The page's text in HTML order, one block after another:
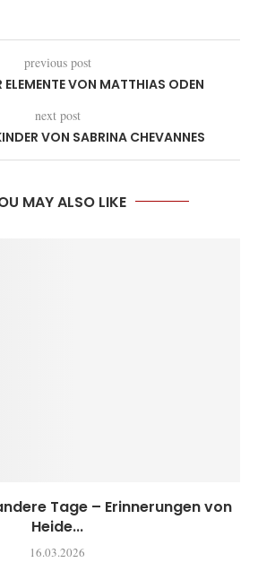
previous post
ELEMENTE VON MATTHIAS ODEN
next post
VON SABRINA CHEVANNES
MAY ALSO LIKE
Tage – Erinnerungen von
Heide...
16.03.2026